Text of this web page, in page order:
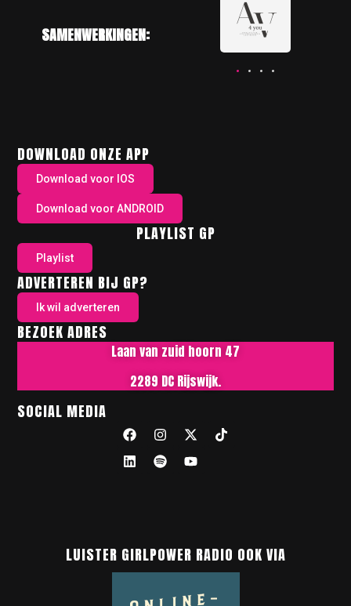
SAMENWERKINGEN:
DOWNLOAD ONZE APP
Download voor IOS
Download voor ANDROID
PLAYLIST GP
Playlist
ADVERTEREN BIJ GP?
Ik wil adverteren
BEZOEK ADRES
Laan van zuid hoorn 47
2289 DC Rijswijk.
SOCIAL MEDIA
LUISTER GIRLPOWER RADIO OOK VIA